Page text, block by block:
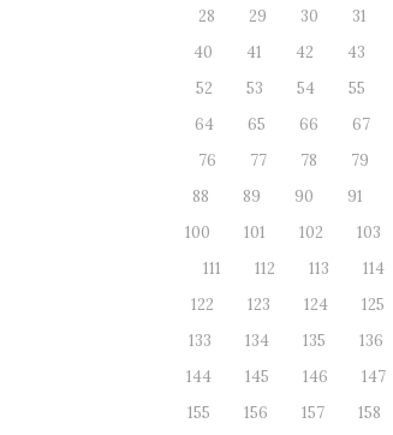
28
29 30 31
40
41 42 43
52
53 54 55
64
65 66 67
76
77 78 79
88
89 90 91
100
101 102 103
111
112 113 114
122
123 124 125
133
134 135 136
144
145 146 147
155
156 157 158